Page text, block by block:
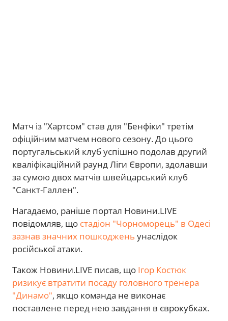
Матч із "Хартсом" став для "Бенфіки" третім
офіційним матчем нового сезону. До цього
португальський клуб успішно подолав другий
кваліфікаційний раунд Ліги Європи, здолавши
за сумою двох матчів швейцарський клуб
"Санкт-Галлен".
Нагадаємо, раніше портал Новини.LIVE
повідомляв, що стадіон "Чорноморець" в Одесі
зазнав значних пошкоджень унаслідок
російської атаки.
Також Новини.LIVE писав, що Ігор Костюк
ризикує втратити посаду головного тренера
"Динамо", якщо команда не виконає
поставлене перед нею завдання в єврокубках.